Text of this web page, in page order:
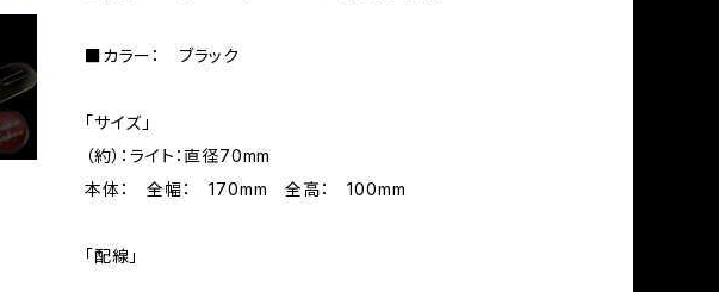
■カラー： ブラック
「サイズ」
（約）：ライト：直径70mm
本体： 全幅： 170mm 全高： 100mm
「配線」